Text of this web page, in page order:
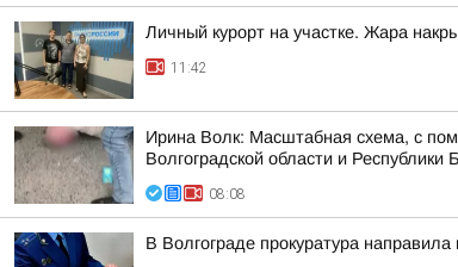
Личный курорт на участке. Жара
11:42
Ирина Волк: Масштабная схема, с
Волгоградской области и Республики
08:08
В Волгограде прокуратура